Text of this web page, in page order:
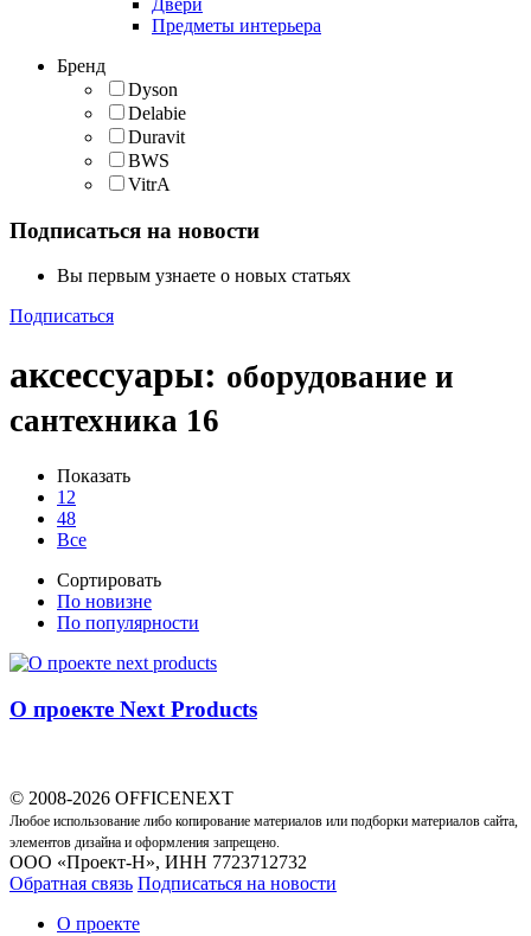
Двери
Предметы интерьера
Бренд
Dyson
Delabie
Duravit
BWS
VitrA
Подписаться на новости
Вы первым узнаете о новых статьях
Подписаться
аксессуары: оборудование и
сантехника 16
Показать
12
48
Все
Сортировать
По новизне
По популярности
О проекте Next Products
© 2008-2026 OFFICENEXT
Любое использование либо копирование материалов или подборки материалов сайта,
элементов дизайна и оформления запрещено.
ООО «Проект-Н», ИНН 7723712732
Обратная связь Подписаться на новости
О проекте